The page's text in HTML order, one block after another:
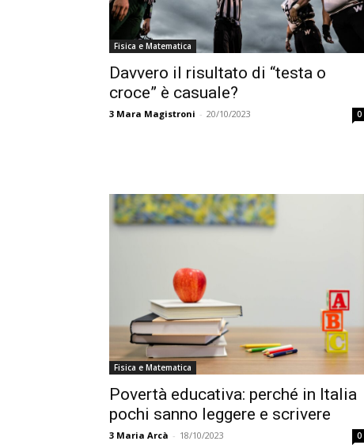
Fisica e Matematica
Davvero il risultato di “testa o
croce” è casuale?
3 Mara Magistroni - 20/10/2023 0
Fisica e Matematica
Povertà educativa: perché in Italia
pochi sanno leggere e scrivere
3 Maria Arcà - 18/10/2023 0